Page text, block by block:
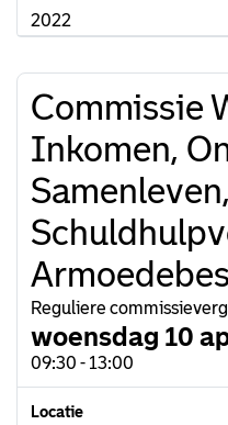
2022
Commissie
Inkomen,
Samenleven,
Reguliere
woensdag 10
09:30 - 13:00
Locatie